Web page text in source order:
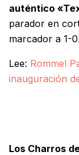
auténtico
parador en
marcador a 1-0.
Lee: Rommel
inauguración
Los Charros